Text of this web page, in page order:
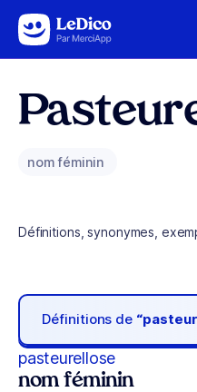
Aller au contenu
nom féminin
Définitions, synonymes,
Définitions de
pasteurellose
nom féminin